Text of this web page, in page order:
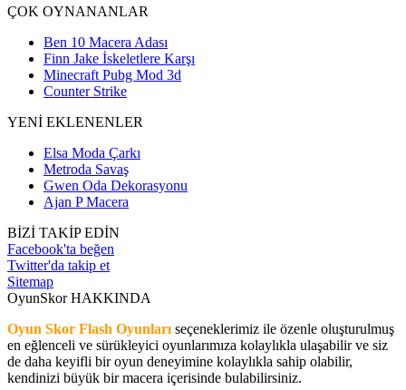
ÇOK OYNANANLAR
Ben 10 Macera Adası
Finn Jake İskeletlere Karşı
Minecraft Pubg Mod 3d
Counter Strike
YENİ EKLENENLER
Elsa Moda Çarkı
Metroda Savaş
Gwen Oda Dekorasyonu
Ajan P Macera
BİZİ TAKİP EDİN
Facebook'ta beğen
Twitter'da takip et
Sitemap
OyunSkor HAKKINDA
Oyun Skor Flash Oyunları seçeneklerimiz ile özenle oluşturulmuş
en eğlenceli ve sürükleyici oyunlarımıza kolaylıkla ulaşabilir ve siz
de daha keyifli bir oyun deneyimine kolaylıkla sahip olabilir,
kendinizi büyük bir macera içerisinde bulabilirsiniz.